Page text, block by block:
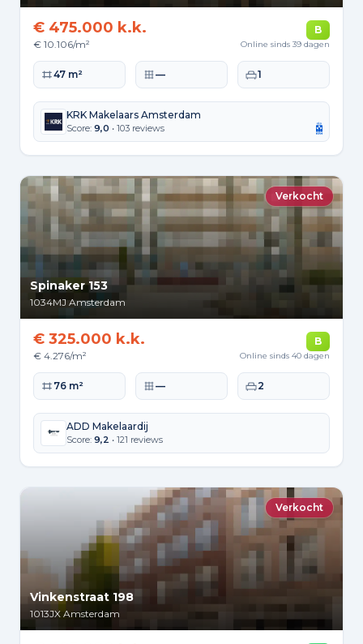
€ 475.000 k.k.
€ 10.106/m²
B
Online sinds 39 dagen
Woonoppervlakte
47 m² Perceeloppervlakte
— Slaapkamers
1
KRK Makelaars Amsterdam
Score: 9,0 • 103 reviews
Verkocht
Spinaker 153
1034MJ Amsterdam
€ 325.000 k.k.
€ 4.276/m²
B
Online sinds 40 dagen
Woonoppervlakte
76 m² Perceeloppervlakte
— Slaapkamers
2
ADD Makelaardij
Score: 9,2 • 121 reviews
Verkocht
Vinkenstraat 198
1013JX Amsterdam